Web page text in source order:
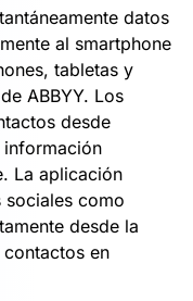
datos
al smartphone
tabletas y
ABBYY. Los
desde
información
La aplicación
sociales como
desde la
en